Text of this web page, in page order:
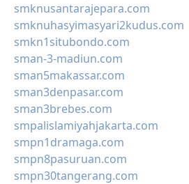
smknusantarajepara.com
smknuhasyimasyari2kudus.com
smkn1situbondo.com
sman-3-madiun.com
sman5makassar.com
sman3denpasar.com
sman3brebes.com
smpalislamiyahjakarta.com
smpn1dramaga.com
smpn8pasuruan.com
smpn30tangerang.com